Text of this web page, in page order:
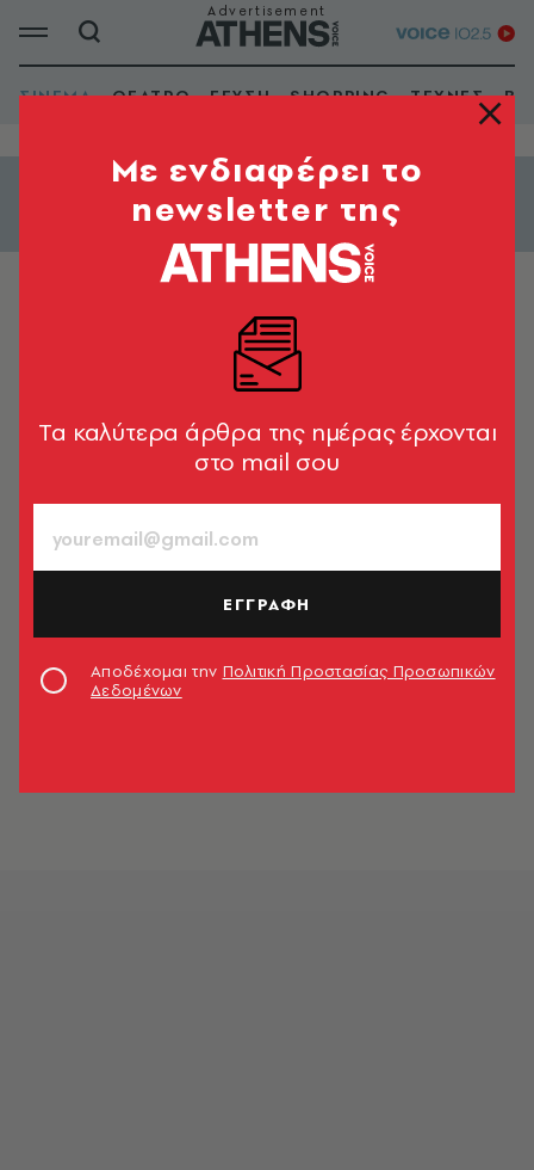
ΣΙΝΕΜΑ ΘΕΑΤΡΟ ΓΕΥΣΗ SHOPPING ΤΕΧΝΕΣ
Εμφάνιση φίλτρων
2022 | Έγχρ. | Διάρκεια: 116'
Mε ενδιαφέρει το
newsletter της
Tα καλύτερα άρθρα της ημέρας έρχονται
στο mail σου
ΕΓΓΡΑΦΗ
Αποδέχομαι την Πολιτική Προστασίας Προσωπικών
Δεδομένων